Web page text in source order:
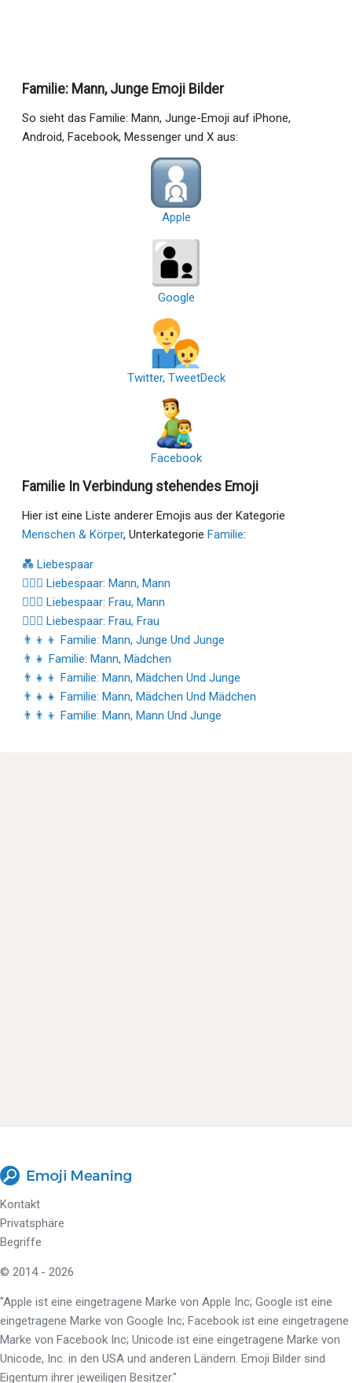
Familie: Mann, Junge Emoji Bilder
So sieht das Familie: Mann, Junge-Emoji auf iPhone,
Android, Facebook, Messenger und X aus:
Apple
Google
Twitter, TweetDeck
Facebook
Familie In Verbindung stehendes Emoji
Hier ist eine Liste anderer Emojis aus der Kategorie
Menschen & Körper, Unterkategorie Familie:
💑 Liebespaar
👨‍❤️‍👨 Liebespaar: Mann, Mann
👩‍❤️‍👨 Liebespaar: Frau, Mann
👩‍❤️‍👩 Liebespaar: Frau, Frau
👨‍👦‍👦 Familie: Mann, Junge Und Junge
👨‍👧 Familie: Mann, Mädchen
👨‍👧‍👦 Familie: Mann, Mädchen Und Junge
👨‍👧‍👧 Familie: Mann, Mädchen Und Mädchen
👨‍👨‍👦 Familie: Mann, Mann Und Junge
Kontakt
Privatsphäre
Begriffe
© 2014 - 2026
"Apple ist eine eingetragene Marke von Apple Inc; Google ist eine
eingetragene Marke von Google Inc; Facebook ist eine eingetragene
Marke von Facebook Inc; Unicode ist eine eingetragene Marke von
Unicode, Inc. in den USA und anderen Ländern. Emoji Bilder sind
Eigentum ihrer jeweiligen Besitzer."